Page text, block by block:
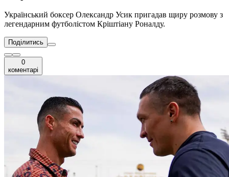
Український боксер Олександр Усик пригадав щиру розмову з
легендарним футболістом Кріштіану Роналду.
Поділитись
0
коментарі